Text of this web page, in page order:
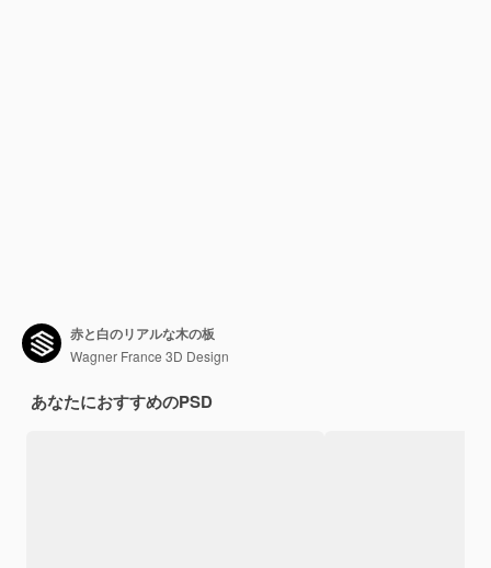
赤と白のリアルな木の板
Wagner France 3D Design
あなたにおすすめのPSD